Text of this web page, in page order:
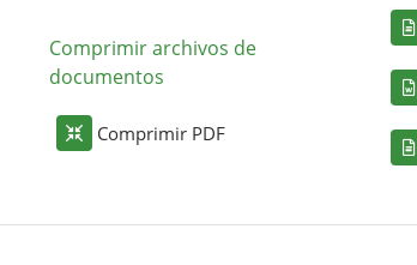
Comprimir archivos de
documentos
Comprimir PDF